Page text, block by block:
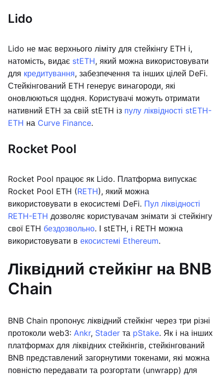
Lido
Lido не має верхнього ліміту для стейкінгу ETH і,
натомість, видає stETH, який можна використовувати
для кредитування, забезпечення та інших цілей DeFi.
Стейкінгований ETH генерує винагороди, які
оновлюються щодня. Користувачі можуть отримати
нативний ETH за свій stETH із пулу ліквідності stETH-
ETH на Curve Finance.
Rocket Pool
Rocket Pool працює як Lido. Платформа випускає
Rocket Pool ETH (RETH), який можна
використовувати в екосистемі DeFi. Пул ліквідності
RETH-ETH дозволяє користувачам знімати зі стейкінгу
свої ETH бездозвольно. І stETH, і RETH можна
використовувати в екосистемі Ethereum.
Ліквідний стейкінг на BNB
Chain
BNB Chain пропонує ліквідний стейкінг через три різні
протоколи web3: Ankr, Stader та pStake. Як і на інших
платформах для ліквідних стейкінгів, стейкінгований
BNB представлений загорнутими токенами, які можна
повністю передавати та розгортати (unwrapp) для